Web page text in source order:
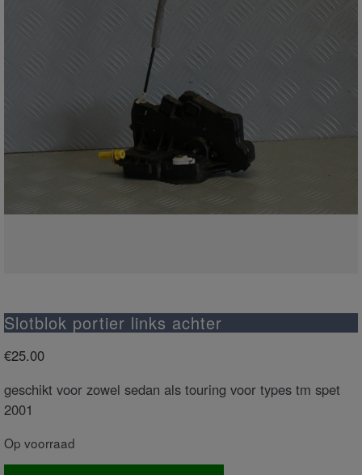
Slotblok portier links achter
€25.00
geschikt voor zowel sedan als touring voor types tm spet
2001
Op voorraad